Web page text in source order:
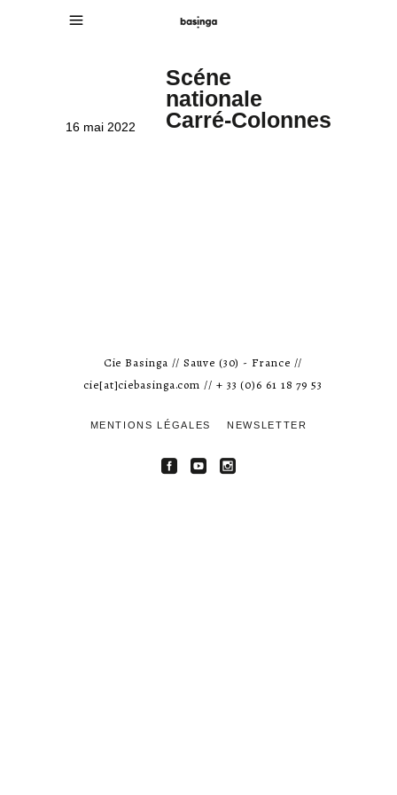
16 mai 2022
Scéne
nationale
Carré-Colonnes
Cie Basinga // Sauve (30) - France //
cie[at]ciebasinga.com // + 33 (0)6 61 18 79 53
MENTIONS LÉGALES NEWSLETTER